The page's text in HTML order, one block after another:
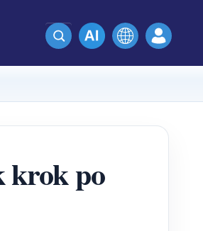
krok po